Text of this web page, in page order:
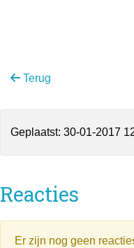
Terug
Geplaatst: 30-01-2017
Reacties
Er zijn nog geen